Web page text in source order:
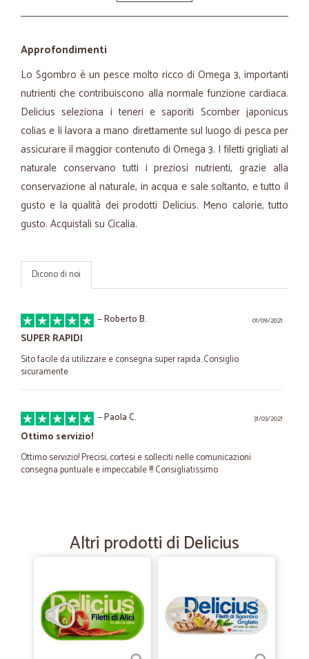
Approfondimenti
Lo Sgombro è un pesce molto ricco di Omega 3, importanti
nutrienti che contribuiscono alla normale funzione cardiaca.
Delicius seleziona i teneri e saporiti Scomber japonicus
colias e li lavora a mano direttamente sul luogo di pesca per
assicurare il maggior contenuto di Omega 3. I filetti grigliati al
naturale conservano tutti i preziosi nutrienti, grazie alla
conservazione al naturale, in acqua e sale soltanto, e tutto il
gusto e la qualità dei prodotti Delicius. Meno calorie, tutto
gusto. Acquistali su Cicalia.
Dicono di noi
01/09/2021
—Roberto B.
SUPER RAPIDI
Sito facile da utilizzare e consegna super rapida..Consiglio
sicuramente
31/03/2021
—Paola C.
Ottimo servizio!
Ottimo servizio! Precisi, cortesi e solleciti nelle comunicazioni
consegna puntuale e impeccabile !!! Consigliatissimo
Consegna veloce anche se il prodotto…
Consegna veloce anche se il prodotto (mojito soda) non aveva un
06/04/2020
—Elena G.
Soddisfatta
Altri prodotti di Delicius